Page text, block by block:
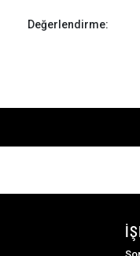
Değerlendirme: